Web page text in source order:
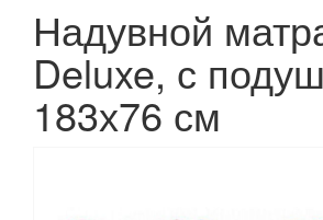
Надувной
Deluxe, с
183х76 см